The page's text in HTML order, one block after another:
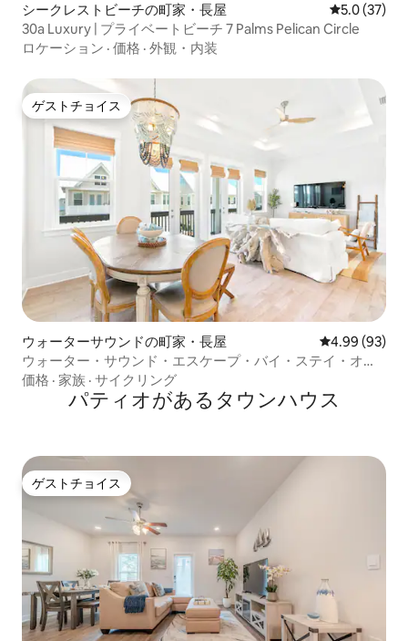
シークレストビーチの町家・長屋 レビュー37
5.0 (37)
30a Luxury | プライベートビーチ 7 Palms Pelican Circle
ロケーション · 価格 · 外観・内装
ゲストチョイス
ゲストチョイス
ウォーターサウンドの町家・長屋 レビュー93
4.99 (93)
ウォーター・サウンド・エスケープ・バイ・ステイ・オ
ン・30a
価格 · 家族 · サイクリング
パティオがあるタウンハウス
ゲストチョイス
ゲストチョイス